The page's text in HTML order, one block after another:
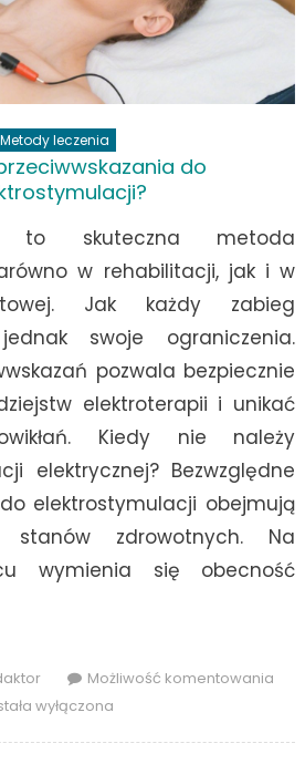
Metody leczenia
do
to skuteczna metoda
w rehabilitacji, jak i w
Jak każdy zabieg
swoje ograniczenia.
pozwala bezpiecznie
elektroterapii i unikać
Kiedy nie należy
elektrycznej? Bezwzględne
elektrostymulacji obejmują
stanów zdrowotnych. Na
wymienia się obecność
Możliwość komentowania
wyłączona